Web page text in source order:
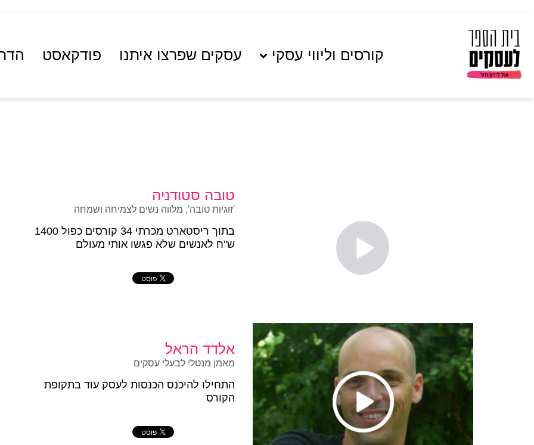
קורסים וליווי עסקי עסקים שפרצו איתנו פודקאסט
טובה סטודניה
'זוגיות טובה', מלווה נשים לצמיחה ושמחה
בתוך ריסטארט מכרתי 34 קורסים כפול 1400
ש"ח לאנשים שלא פגשו אותי מעולם
אלדד הראל
מאמן מנטלי לבעלי עסקים
התחילו להיכנס הכנסות לעסק עוד בתקופת
הקורס